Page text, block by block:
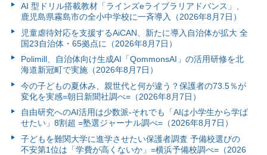
AI 型ドリル搭載教材「ラインズeライブラリアドバンス」、
鹿児島県霧島市の全小中学校に一斉導入（2026年8月7日）
児童虐待対応を支援するAiCAN、新たに導入自治体が拡大 全
国23自治体・65拠点に（2026年8月7日）
Polimill、自治体向け生成AI「QommonsAI」の活用研修を北
海道新冠町で実施（2026年8月7日）
今の子どもの夏休み、親世代と何が違う？保護者の73.5％が
変化を実感=朝日新聞社調べ=（2026年8月7日）
自由研究へのAI活用は少数派-それでも「AIは小学生から学ば
せたい」8割超 =塾選ジャーナル調べ=（2026年8月7日）
子どもを難関大学に進学させたい保護者調査 予備校選びの
不安第1位は「学費が高くないか」=横浜予備校調べ=（2026